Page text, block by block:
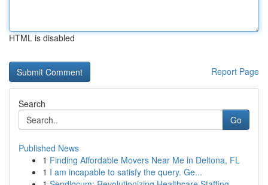
HTML is disabled
Report Page
Search
Go
Published News
1 Finding Affordable Movers Near Me in Deltona, FL
1 I am incapable to satisfy the query. Ge...